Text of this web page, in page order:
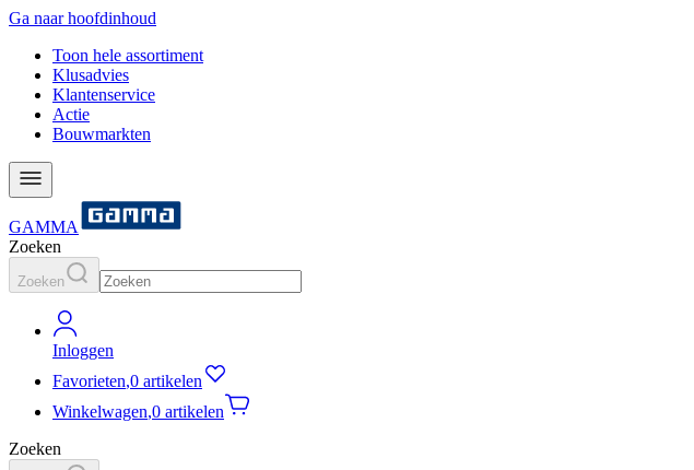
Ga naar hoofdinhoud
Toon hele assortiment
Klusadvies
Klantenservice
Actie
Bouwmarkten
GAMMA
Zoeken
Zoeken
Inloggen
Favorieten,0 artikelen
Winkelwagen,0 artikelen
Zoeken